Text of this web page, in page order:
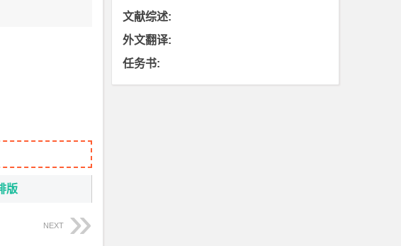
版
NEXT
文献综述:
外文翻译:
任务书: